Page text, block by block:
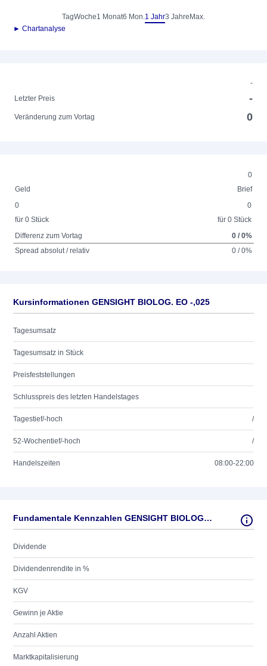
TagWoche1 Monat6 Mon.1 Jahr3 Jahre Max.
► Chartanalyse
-
Letzter Preis
-
Veränderung zum Vortag 0
0
Geld
Brief
0
für 0 Stück
0
für 0 Stück
Differenz zum Vortag
0 / 0%
Spread absolut / relativ
0 / 0%
Kursinformationen GENSIGHT BIOLOG. EO -,025
Tagesumsatz
Tagesumsatz in Stück
Preisfeststellungen
Schlusspreis des letzten Handelstages
Tagestief/-hoch /
52-Wochentief/-hoch /
Handelszeiten 08:00-22:00
Fundamentale Kennzahlen GENSIGHT BIOLOG. EO -,025
Dividende
Dividendenrendite in %
KGV
Gewinn je Aktie
Anzahl Aktien
Marktkapitalisierung